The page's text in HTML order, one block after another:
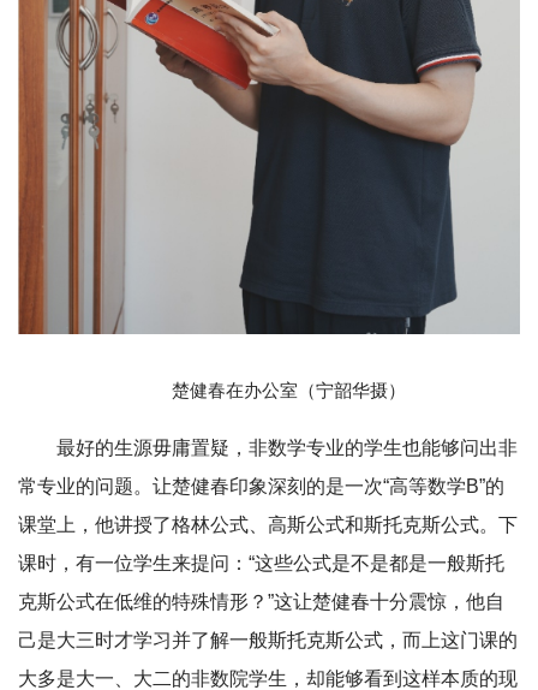
楚健春在办公室（宁韶华摄）
最好的生源毋庸置疑，非数学专业的学生也能够问出非
常专业的问题。让楚健春印象深刻的是一次“高等数学B”的
课堂上，他讲授了格林公式、高斯公式和斯托克斯公式。下
课时，有一位学生来提问：“这些公式是不是都是一般斯托
克斯公式在低维的特殊情形？”这让楚健春十分震惊，他自
己是大三时才学习并了解一般斯托克斯公式，而上这门课的
大多是大一、大二的非数院学生，却能够看到这样本质的现